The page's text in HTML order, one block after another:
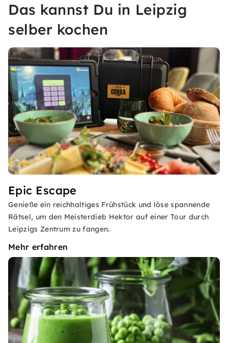
Das kannst Du in Leipzig
selber kochen
Epic Escape
Genieße ein reichhaltiges Frühstück und löse spannende
Rätsel, um den Meisterdieb Hektor auf einer Tour durch
Leipzigs Zentrum zu fangen.
Mehr erfahren